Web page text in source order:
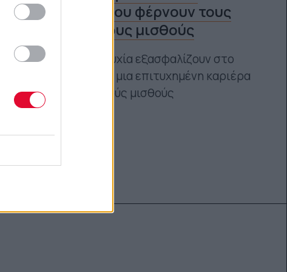
Bachelor που φέρνουν τους
υψηλότερους μισθούς
Αυτά τα 10 πτυχία εξασφαλίζουν στο
άμεσο μέλλον, μια επιτυχημένη καριέρα
με πολύ υψηλούς μισθούς
25.02.2022